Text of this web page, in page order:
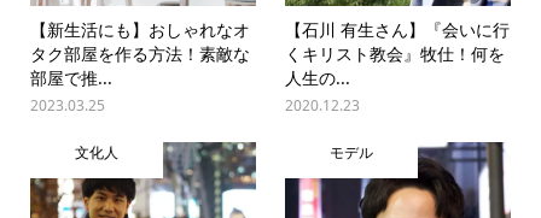
【新生活にも】おしゃれなオ
タク部屋を作る方法！素敵な
部屋で推...
2023.03.25
【石川 有生さん】『会いに行
くキリスト教会』牧仕！何を
人生の...
2020.12.23
文化人 モデル